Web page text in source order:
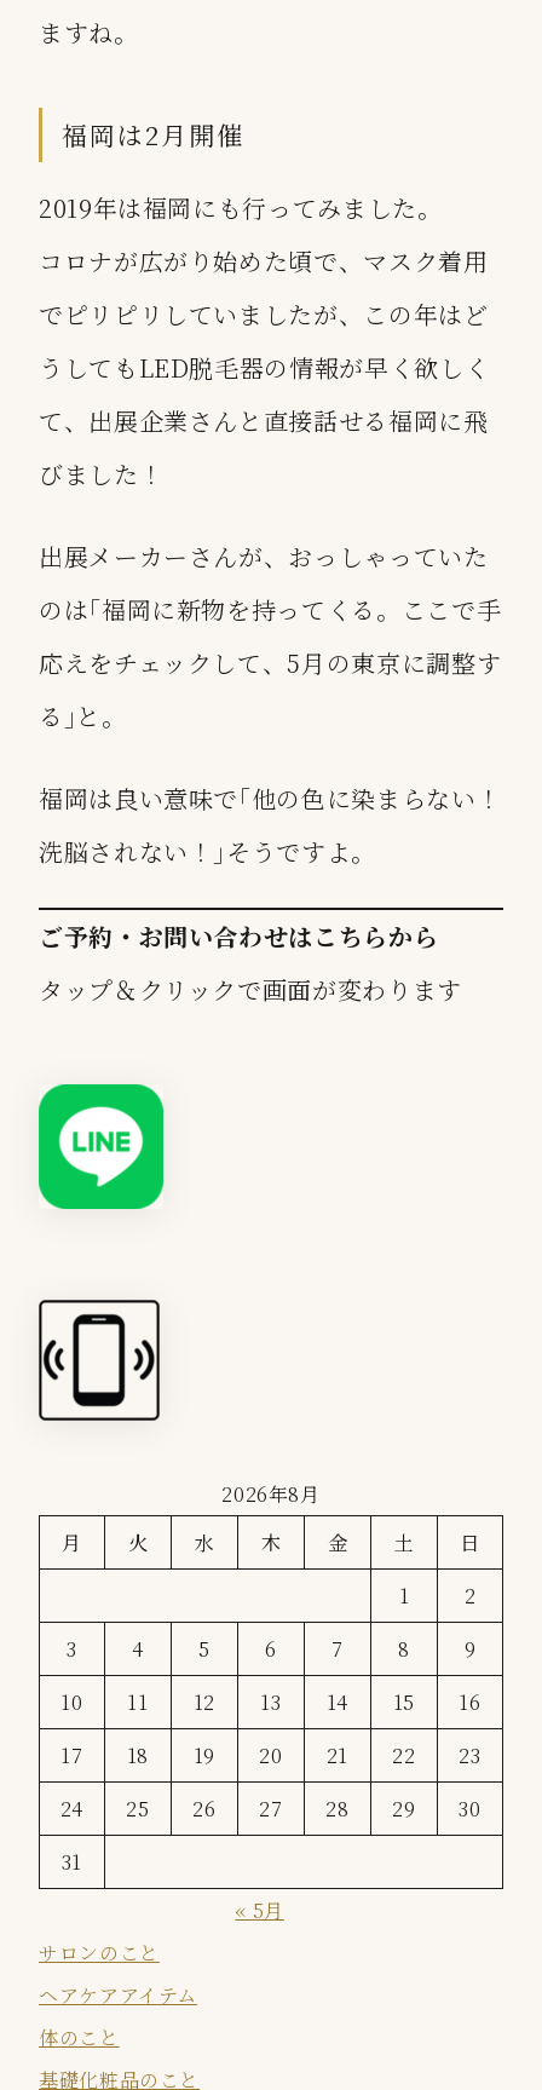
ますね。
福岡は2月開催
2019年は福岡にも行ってみました。
コロナが広がり始めた頃で、マスク着用
でピリピリしていましたが、この年はど
うしてもLED脱毛器の情報が早く欲しく
て、出展企業さんと直接話せる福岡に飛
びました！
出展メーカーさんが、おっしゃっていた
のは｢福岡に新物を持ってくる。ここで手
応えをチェックして、5月の東京に調整す
る｣と。
福岡は良い意味で｢他の色に染まらない！
洗脳されない！｣そうですよ。
ご予約・お問い合わせはこちらから
タップ＆クリックで画面が変わります
2026年8月
月
火 水 木 金 土
日
1
2
3
4 5 6 7 8
9
10
11 12 13 14 15
16
17
18 19 20 21 22
23
24
25 26 27 28 29
30
31
« 5月
サロンのこと
ヘアケアアイテム
体のこと
基礎化粧品のこと